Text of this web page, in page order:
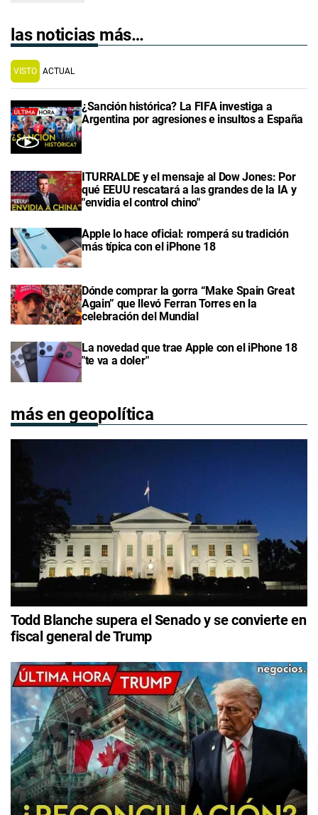
las noticias más…
VISTO ACTUAL
¿Sanción histórica? La FIFA investiga a
Argentina por agresiones e insultos a España
ITURRALDE y el mensaje al Dow Jones: Por
qué EEUU rescatará a las grandes de la IA y
"envidia el control chino"
Apple lo hace oficial: romperá su tradición
más típica con el iPhone 18
Dónde comprar la gorra “Make Spain Great
Again” que llevó Ferran Torres en la
celebración del Mundial
La novedad que trae Apple con el iPhone 18
"te va a doler"
más en geopolítica
Todd Blanche supera el Senado y se convierte en
fiscal general de Trump